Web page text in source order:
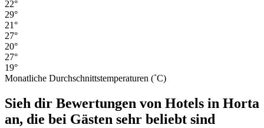
22°
29°
21°
27°
20°
27°
19°
Monatliche Durchschnittstemperaturen (˚C)
Sieh dir Bewertungen von Hotels in Horta
an, die bei Gästen sehr beliebt sind